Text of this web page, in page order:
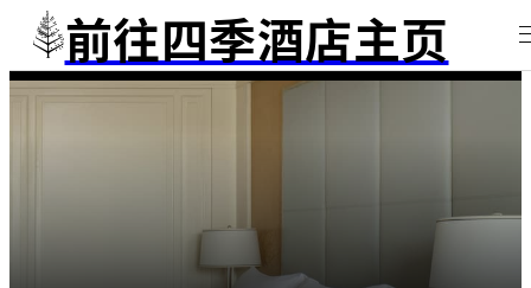
前往四季酒店主页